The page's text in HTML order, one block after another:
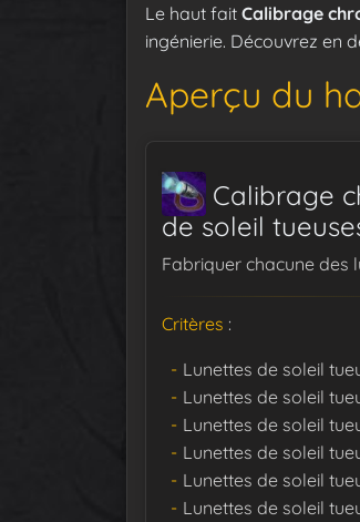
Le haut fait Calibrage
ingénierie. Découvrez en
Aperçu du
Calibrage
de soleil
Fabriquer chacune des
Critères :
Lunettes de soleil
Lunettes de soleil
Lunettes de soleil
Lunettes de soleil
Lunettes de soleil
Lunettes de soleil